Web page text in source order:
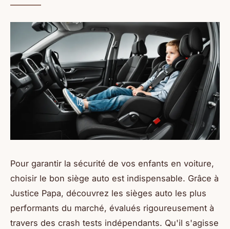
Pour garantir la sécurité de vos enfants en voiture,
choisir le bon siège auto est indispensable. Grâce à
Justice Papa, découvrez les sièges auto les plus
performants du marché, évalués rigoureusement à
travers des crash tests indépendants. Qu'il s'agisse